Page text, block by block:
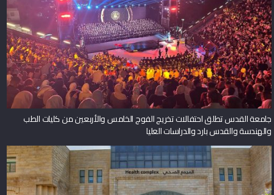
جامعة القدس تطلق احتفالات تخريج الفوج الخامس والأربعين من كليات الطب
والهندسة والقدس بارد والدراسات العليا